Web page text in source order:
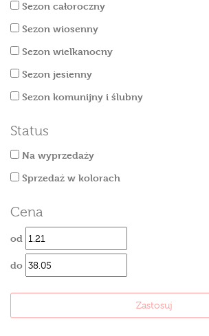
Sezon całoroczny
Sezon wiosenny
Sezon wielkanocny
Sezon jesienny
Sezon komunijny i ślubny
Status
Na wyprzedaży
Sprzedaż w kolorach
Cena
od
do
Zastosuj